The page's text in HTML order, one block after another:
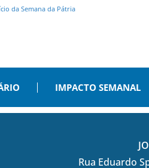
da Semana da Pátria
IMPACTO SEMANAL
Rua Eduardo